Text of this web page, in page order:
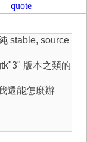
quote
stable, source
版本之類的
還能怎麼辦